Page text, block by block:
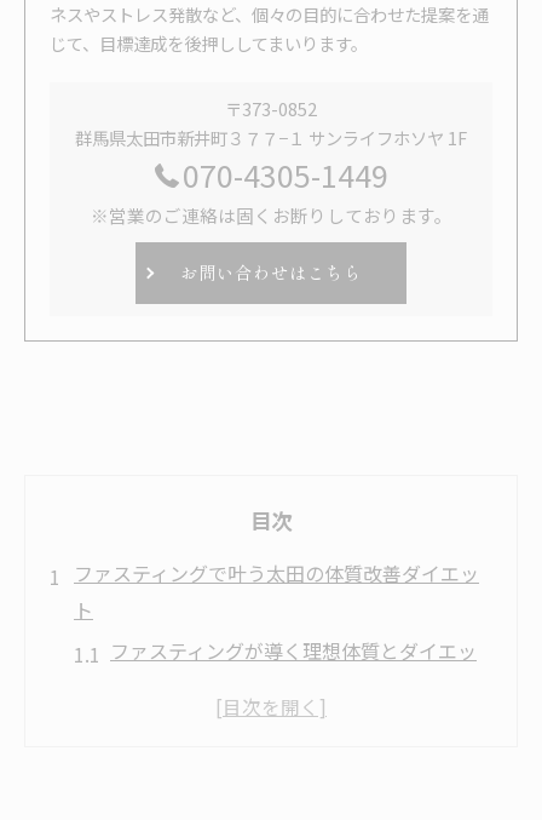
ネスやストレス発散など、個々の目的に合わせた提案を通
じて、目標達成を後押ししてまいります。
〒373-0852
群馬県太田市新井町３７７−１ サンライフホソヤ 1F
070-4305-1449
※営業のご連絡は固くお断りしております。
お問い合わせはこちら
目次
ファスティングで叶う太田の体質改善ダイエッ
ト
ファスティングが導く理想体質とダイエッ
太田で始めるファスティングダイエットの